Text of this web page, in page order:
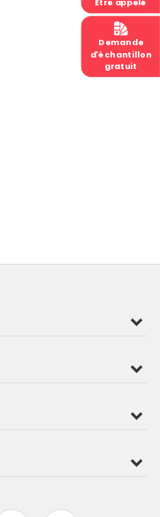
Être appelé
Demande
d'échantillon
gratuit